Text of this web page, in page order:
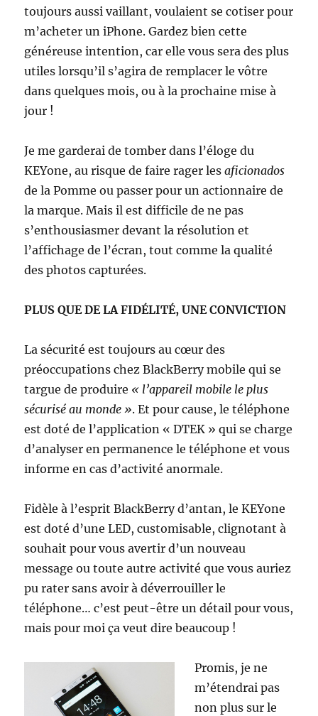
toujours aussi vaillant, voulaient se cotiser pour
m’acheter un iPhone. Gardez bien cette
généreuse intention, car elle vous sera des plus
utiles lorsqu’il s’agira de remplacer le vôtre
dans quelques mois, ou à la prochaine mise à
jour !
Je me garderai de tomber dans l’éloge du
KEYone, au risque de faire rager lesaficionados
de la Pomme ou passer pour un actionnaire de
la marque. Mais il est difficile de ne pas
s’enthousiasmer devant la résolution et
l’affichage de l’écran, tout comme la qualité
des photos capturées.
PLUS QUE DE LA FIDÉLITÉ, UNE CONVICTION
La sécurité est toujours au cœur des
préoccupations chez BlackBerry mobile qui se
targue de produire « l’appareil mobile le plus
sécurisé au monde ». Et pour cause, le téléphone
est doté de l’application « DTEK » qui se charge
d’analyser en permanence le téléphone et vous
informe en cas d’activité anormale.
Fidèle à l’esprit BlackBerry d’antan, le KEYone
est doté d’une LED, customisable, clignotant à
souhait pour vous avertir d’un nouveau
message ou toute autre activité que vous auriez
pu rater sans avoir à déverrouiller le
téléphone… c’est peut-être un détail pour vous,
mais pour moi ça veut dire beaucoup !
Promis, je ne
m’étendrai pas
non plus sur le